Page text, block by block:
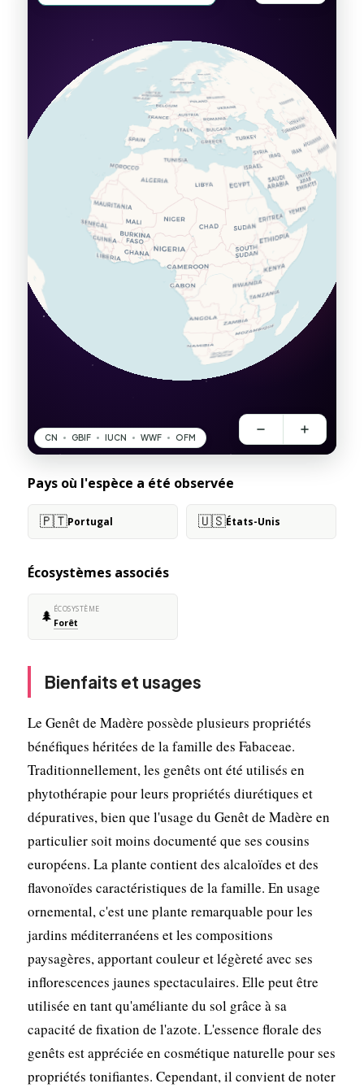
Pays où l'espèce a été observée
🇵🇹Portugal 🇺🇸États-Unis
Écosystèmes associés
🌲 ÉCOSYSTÈME
Forêt
Bienfaits et usages
Le Genêt de Madère possède plusieurs propriétés
bénéfiques héritées de la famille des Fabaceae.
Traditionnellement, les genêts ont été utilisés en
phytothérapie pour leurs propriétés diurétiques et
dépuratives, bien que l'usage du Genêt de Madère en
particulier soit moins documenté que ses cousins
européens. La plante contient des alcaloïdes et des
flavonoïdes caractéristiques de la famille. En usage
ornemental, c'est une plante remarquable pour les
jardins méditerranéens et les compositions
paysagères, apportant couleur et légèreté avec ses
inflorescences jaunes spectaculaires. Elle peut être
utilisée en tant qu'améliante du sol grâce à sa
capacité de fixation de l'azote. L'essence florale des
genêts est appréciée en cosmétique naturelle pour ses
propriétés tonifiantes. Cependant, il convient de noter